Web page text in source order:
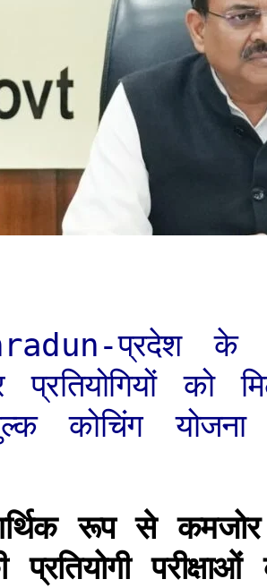
प्रदेश के
प्रतियोगियों को
कोचिंग
रूप से
प्रतियोगी